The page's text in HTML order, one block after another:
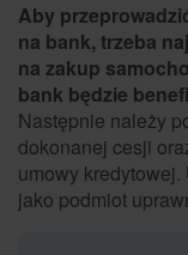
Aby
na bank, trzeba
na zakup
bank będzie
Następnie należy
dokonanej cesji
umowy
jako podmiot